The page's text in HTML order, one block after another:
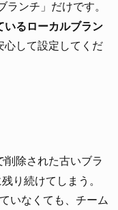
ランチ」だけです。
いるローカルブラン
心して設定してくだ
削除された古いブラ
り続けてしまう。
いなくても、チーム